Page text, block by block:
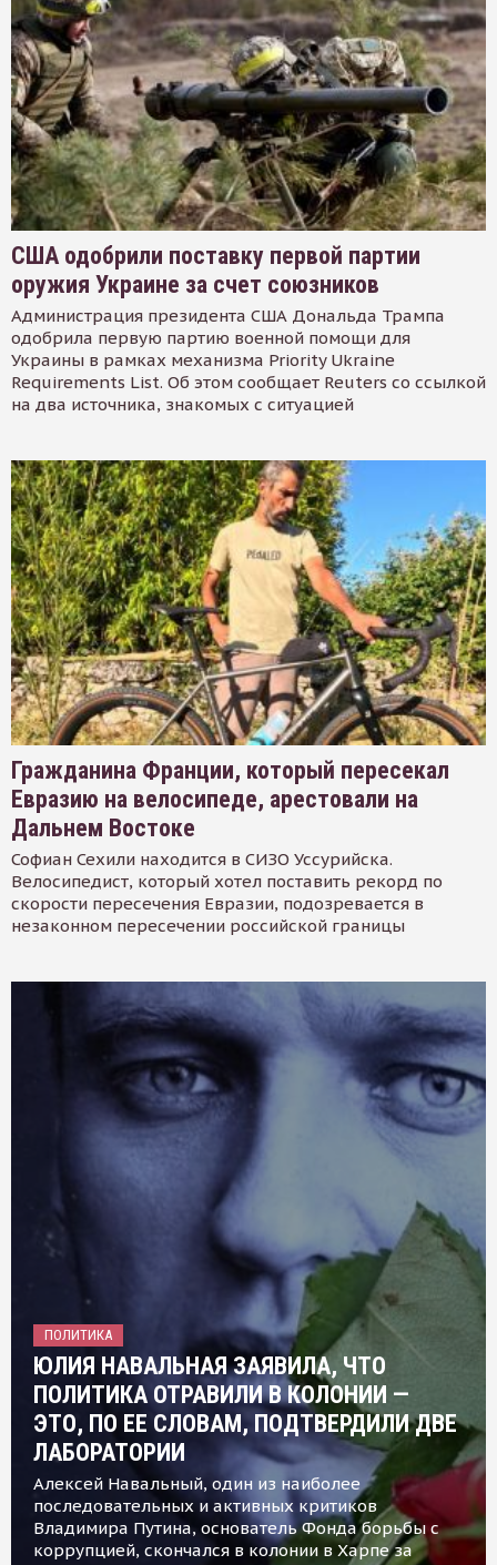
США одобрили поставку первой партии
оружия Украине за счет союзников
Администрация президента США Дональда Трампа
одобрила первую партию военной помощи для
Украины в рамках механизма Priority Ukraine
Requirements List. Об этом сообщает Reuters со ссылкой
на два источника, знакомых с ситуацией
Гражданина Франции, который пересекал
Евразию на велосипеде, арестовали на
Дальнем Востоке
Софиан Сехили находится в СИЗО Уссурийска.
Велосипедист, который хотел поставить рекорд по
скорости пересечения Евразии, подозревается в
незаконном пересечении российской границы
ПОЛИТИКА
ЮЛИЯ НАВАЛЬНАЯ ЗАЯВИЛА, ЧТО
ПОЛИТИКА ОТРАВИЛИ В КОЛОНИИ —
ЭТО, ПО ЕЕ СЛОВАМ, ПОДТВЕРДИЛИ ДВЕ
ЛАБОРАТОРИИ
Алексей Навальный, один из наиболее
последовательных и активных критиков
Владимира Путина, основатель Фонда борьбы с
коррупцией, скончался в колонии в Харпе за